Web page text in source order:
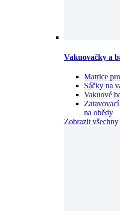
Vakuovačky a
Matrice
Sáčky na
Vakuové
na obědy
Zobrazit všechny